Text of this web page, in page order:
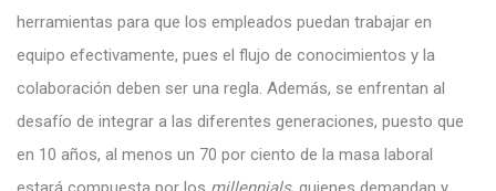
herramientas para que los empleados puedan trabajar en
equipo efectivamente, pues el flujo de conocimientos y la
colaboración deben ser una regla. Además, se enfrentan al
desafío de integrar a las diferentes generaciones, puesto que
en 10 años, al menos un 70 por ciento de la masa laboral